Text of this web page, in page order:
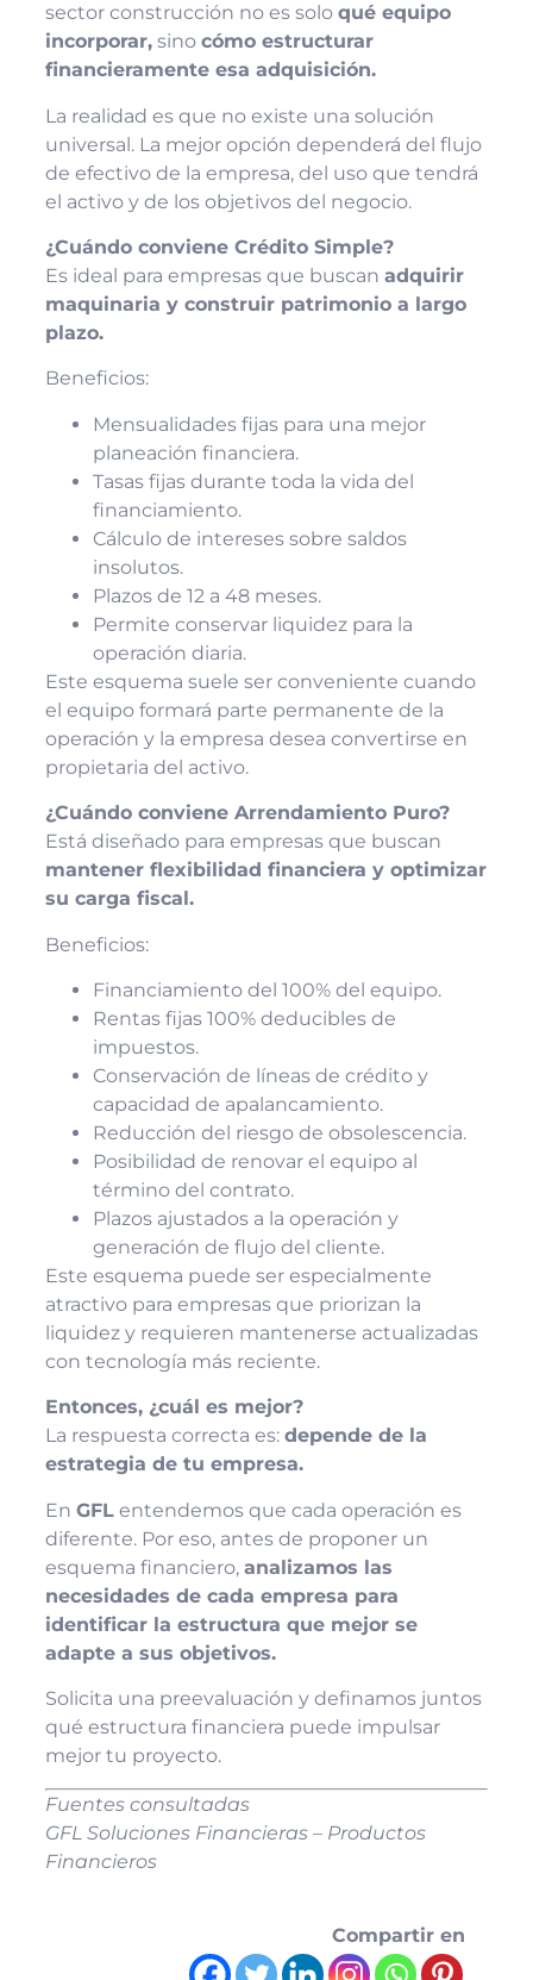
sector construcción no es solo qué equipo
incorporar,sino cómo estructurar
financieramente esa adquisición.
La realidad es que no existe una solución
universal. La mejor opción dependerá del flujo
de efectivo de la empresa, del uso que tendrá
el activo y de los objetivos del negocio.
¿Cuándo conviene Crédito Simple?
Es ideal para empresas que buscan adquirir
maquinaria y construir patrimonio a largo
plazo.
Beneficios:
Mensualidades fijas para una mejor
planeación financiera.
Tasas fijas durante toda la vida del
financiamiento.
Cálculo de intereses sobre saldos
insolutos.
Plazos de 12 a 48 meses.
Permite conservar liquidez para la
operación diaria.
Este esquema suele ser conveniente cuando
el equipo formará parte permanente de la
operación y la empresa desea convertirse en
propietaria del activo.
¿Cuándo conviene Arrendamiento Puro?
Está diseñado para empresas que buscan
mantener flexibilidad financiera y optimizar
su carga fiscal.
Beneficios:
Financiamiento del 100% del equipo.
Rentas fijas 100% deducibles de
impuestos.
Conservación de líneas de crédito y
capacidad de apalancamiento.
Reducción del riesgo de obsolescencia.
Posibilidad de renovar el equipo al
término del contrato.
Plazos ajustados a la operación y
generación de flujo del cliente.
Este esquema puede ser especialmente
atractivo para empresas que priorizan la
liquidez y requieren mantenerse actualizadas
con tecnología más reciente.
Entonces, ¿cuál es mejor?
La respuesta correcta es: depende de la
estrategia de tu empresa.
En GFLentendemos que cada operación es
diferente. Por eso, antes de proponer un
esquema financiero, analizamos las
necesidades de cada empresa para
identificar la estructura que mejor se
adapte a sus objetivos.
Solicita una preevaluación y definamos juntos
qué estructura financiera puede impulsar
mejor tu proyecto.
Fuentes consultadas
GFL Soluciones Financieras – Productos
Financieros
Compartir en